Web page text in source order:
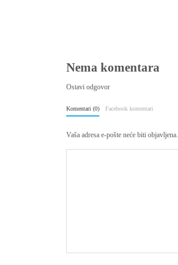
Nema komentara
Ostavi odgovor
Komentari (0) Facebook komentari
Vaša adresa e-pošte neće biti objavljena.